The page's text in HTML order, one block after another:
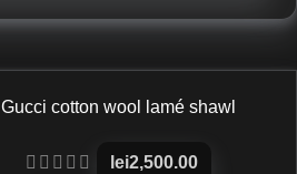
Gucci cotton wool lamé shawl
lei2,500.00